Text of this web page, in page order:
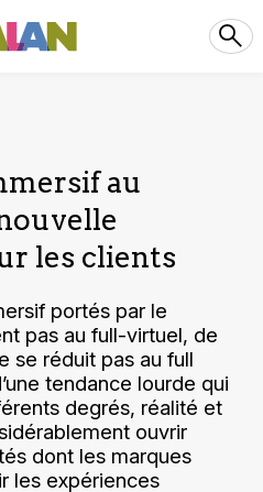
au
les clients
portés par le
pas au full-virtuel, de
se réduit pas au full
tendance lourde qui
degrés, réalité et
ouvrir
dont les marques
les expériences